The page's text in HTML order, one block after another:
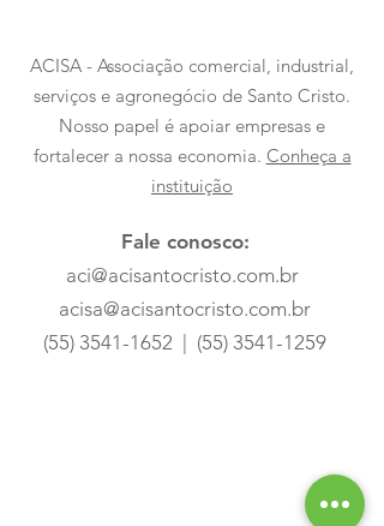
ACISA - Associação comercial, industrial,
serviços e agronegócio de Santo Cristo.
Nosso papel é apoiar empresas e
fortalecer a nossa economia. Conheça a
instituição
Fale conosco:
aci@acisantocristo.com.br
acisa@acisantocristo.com.br
(55) 3541-1652
(55) 3541-1259